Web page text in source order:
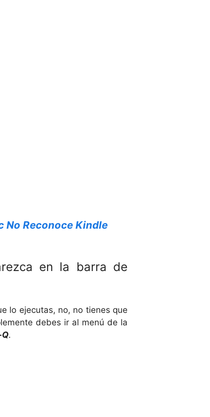
No Reconoce Kindle
en la barra de
lo ejecutas, no, no tienes que
debes ir al menú de la
.